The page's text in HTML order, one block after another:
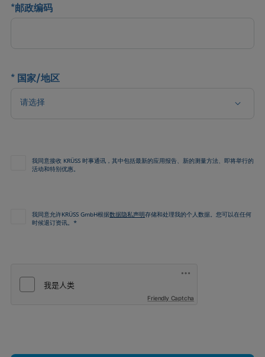
*邮政编码
* 国家/地区
请选择
我同意接收 KRÜSS 时事通讯，其中包括最新的应用报告、新的测量方法、即将举行的
活动和特别优惠。
我同意允许KRÜSS GmbH根据数据隐私声明存储和处理我的个人数据。您可以在任何
时候退订资讯。*
Friendly Captcha